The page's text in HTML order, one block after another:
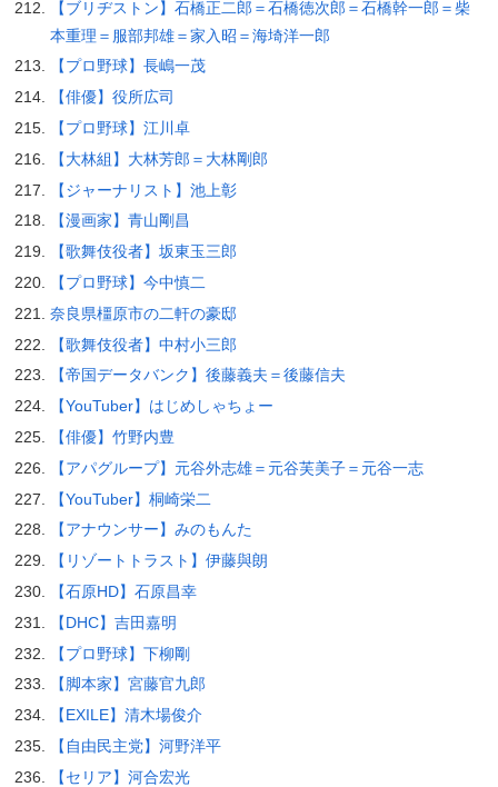
【ブリヂストン】石橋正二郎＝石橋徳次郎＝石橋幹一郎＝柴
本重理＝服部邦雄＝家入昭＝海埼洋一郎
【プロ野球】長嶋一茂
【俳優】役所広司
【プロ野球】江川卓
【大林組】大林芳郎＝大林剛郎
【ジャーナリスト】池上彰
【漫画家】青山剛昌
【歌舞伎役者】坂東玉三郎
【プロ野球】今中慎二
奈良県橿原市の二軒の豪邸
【歌舞伎役者】中村小三郎
【帝国データバンク】後藤義夫＝後藤信夫
【YouTuber】はじめしゃちょー
【俳優】竹野内豊
【アパグループ】元谷外志雄＝元谷芙美子＝元谷一志
【YouTuber】桐崎栄二
【アナウンサー】みのもんた
【リゾートトラスト】伊藤與朗
【石原HD】石原昌幸
【DHC】吉田嘉明
【プロ野球】下柳剛
【脚本家】宮藤官九郎
【EXILE】清木場俊介
【自由民主党】河野洋平
【セリア】河合宏光